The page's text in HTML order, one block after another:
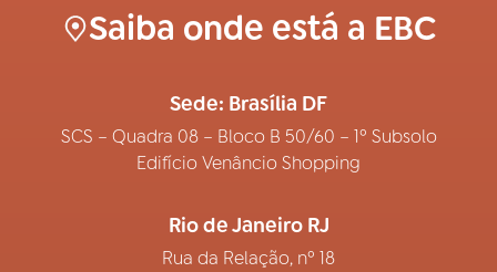
Saiba onde está a EBC
Sede: Brasília DF
SCS – Quadra 08 – Bloco B 50/60 – 1º Subsolo
Edifício Venâncio Shopping
Rio de Janeiro RJ
Rua da Relação, nº 18